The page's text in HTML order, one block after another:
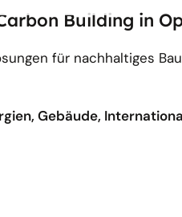
Building in
für nachhaltiges
Gebäude,